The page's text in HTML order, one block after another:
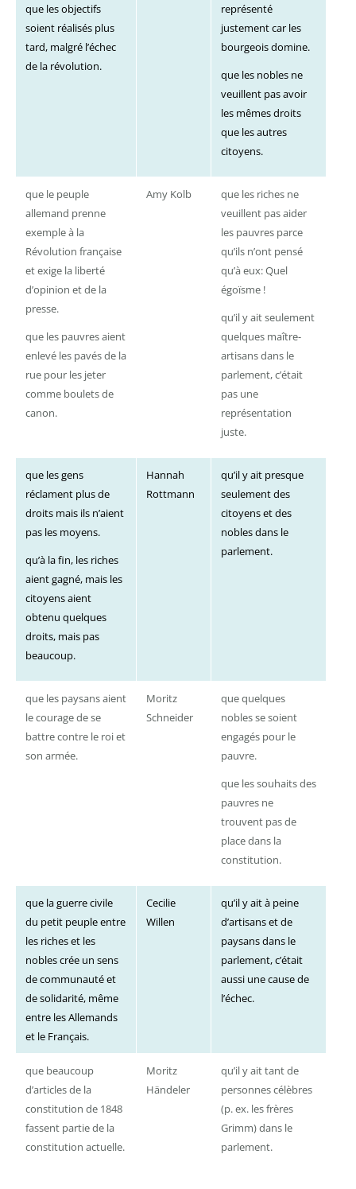
que les objectifs
soient réalisés plus
tard, malgré l’échec
de la révolution.
représenté
justement car les
bourgeois domine.
que les nobles ne
veuillent pas avoir
les mêmes droits
que les autres
citoyens.
que le peuple
allemand prenne
exemple à la
Révolution française
et exige la liberté
d’opinion et de la
presse.
que les pauvres aient
enlevé les pavés de la
rue pour les jeter
comme boulets de
canon.
Amy Kolb
que les riches ne
veuillent pas aider
les pauvres parce
qu’ils n’ont pensé
qu’à eux: Quel
égoïsme !
qu’il y ait seulement
quelques maître-
artisans dans le
parlement, c’était
pas une
représentation
juste.
que les gens
réclament plus de
droits mais ils n’aient
pas les moyens.
qu’à la fin, les riches
aient gagné, mais les
citoyens aient
obtenu quelques
droits, mais pas
beaucoup.
Hannah
Rottmann
qu’il y ait presque
seulement des
citoyens et des
nobles dans le
parlement.
que les paysans aient
le courage de se
battre contre le roi et
son armée.
Moritz
Schneider
que quelques
nobles se soient
engagés pour le
pauvre.
que les souhaits des
pauvres ne
trouvent pas de
place dans la
constitution.
que la guerre civile
du petit peuple entre
les riches et les
nobles crée un sens
de communauté et
de solidarité, même
entre les Allemands
et le Français.
Cecilie
Willen
qu’il y ait à peine
d’artisans et de
paysans dans le
parlement, c’était
aussi une cause de
l’échec.
que beaucoup
d’articles de la
constitution de 1848
fassent partie de la
constitution actuelle.
Moritz
Händeler
qu’il y ait tant de
personnes célèbres
(p. ex. les frères
Grimm) dans le
parlement.